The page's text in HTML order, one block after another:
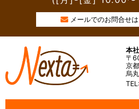
メールでのお問合せ
本社
〒
京
烏